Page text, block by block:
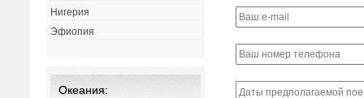
Нигерия
Эфиопия
Океания: